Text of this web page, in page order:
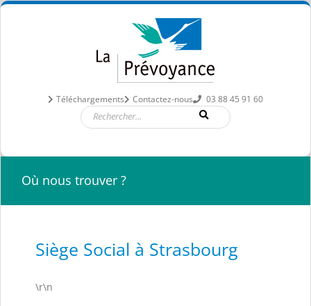
Passer
Téléchargements Contactez-nous 03 88 45 91 60
Où nous trouver ?
Siège Social à Strasbourg
\r\n